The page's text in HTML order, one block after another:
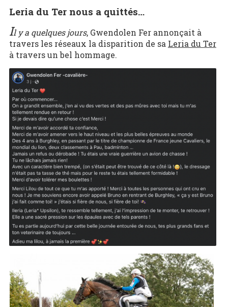
Leria du Ter nous a quittés…
Il y a quelques jours, Gwendolen Fer annonçait à
travers les réseaux la disparition de sa Leria du Ter
à travers un bel hommage.